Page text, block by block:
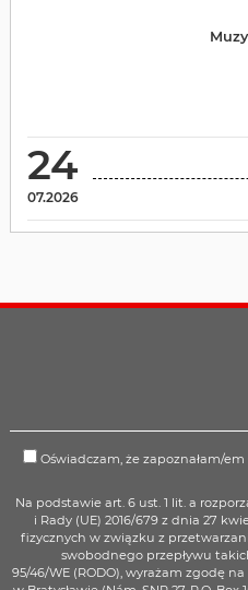
24
07.2026
Oświadczam, że zapoznałam/
Na podstawie art. 6 ust. 1 lit. a
i Rady (UE) 2016/679 z dnia 27
fizycznych w związku z
swobodnego przepływu
95/46/WE (RODO), wyrażam zgodę